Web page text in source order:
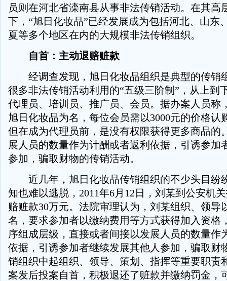
员则在河北省滦南县从事非法传销活动。在其高
下，“旭日化妆品”已经发展成为包括河北、山东
夏等多个地区在内的大规模非法传销组织。
自首：主动退赔赃款
经调查发现，旭日化妆品组织是典型的传销
很多非法传销活动利用的“五级三阶制”，从上到
代理员、培训员、推广员、会员。据办案人员称
旭日化妆品为名，每位会员需以3000元的价格认
但在成为代理员前，是没有权限获得更多商品的
展人员的数量作为计酬或者返利依据，引诱参加
参加，骗取财物的传销活动。
近几年，旭日化妆品传销组织的不少头目纷
知也难以逃脱，2011年6月12日，刘某到公安机
赔赃款30万元。法院审理认为，刘某组织、领导
名，要求参加者以缴纳费用等方式获得加入资格
序组成层级，直接或者间接以发展人员的数量作
依据，引诱参加者继续发展其他人参加，骗取财
销组织中起组织、领导、策划、指挥等重要职责
案发后投案自首，积极退还了赃款并缴纳罚金，